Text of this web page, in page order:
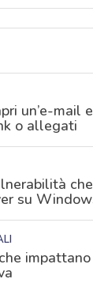
un’e-mail
o allegati
su